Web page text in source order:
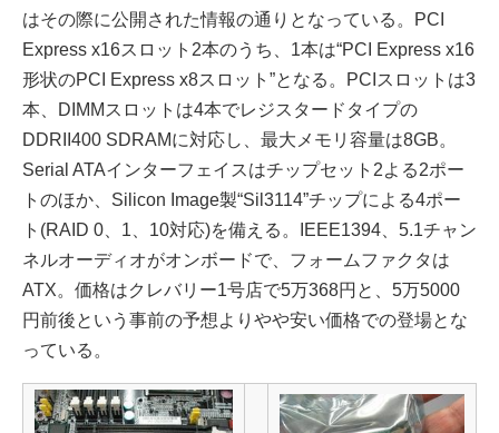
はその際に公開された情報の通りとなっている。PCI
Express x16スロット2本のうち、1本は“PCI Express x16
形状のPCI Express x8スロット”となる。PCIスロットは3
本、DIMMスロットは4本でレジスタードタイプの
DDRII400 SDRAMに対応し、最大メモリ容量は8GB。
Serial ATAインターフェイスはチップセット2よる2ポー
トのほか、Silicon Image製“Sil3114”チップによる4ポー
ト(RAID 0、1、10対応)を備える。IEEE1394、5.1チャン
ネルオーディオがオンボードで、フォームファクタは
ATX。価格はクレバリー1号店で5万368円と、5万5000
円前後という事前の予想よりやや安い価格での登場とな
っている。